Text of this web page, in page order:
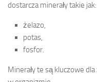
dostarcza minerały takie jak:
żelazo,
potas,
fosfor.
Minerały te są kluczowe